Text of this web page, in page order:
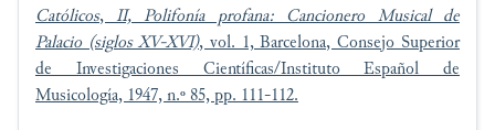
Católicos, II, Polifonía profana: Cancionero Musical de
Palacio (siglos XV-XVI), vol. 1, Barcelona, Consejo Superior
de Investigaciones Científicas/Instituto Español de
Musicología, 1947, n.º 85, pp. 111-112.